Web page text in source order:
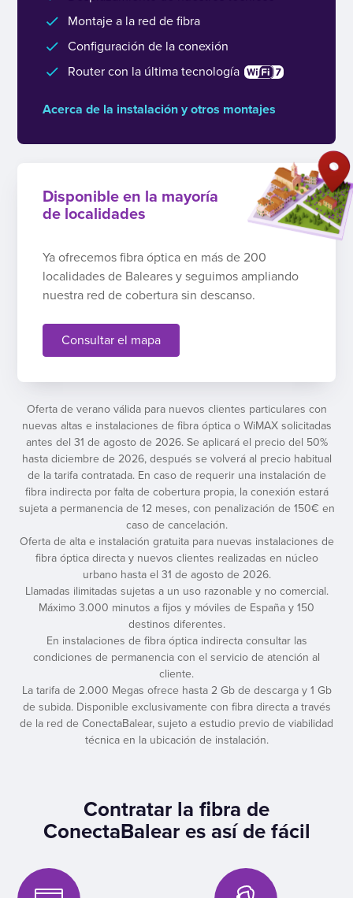
Montaje a la red de fibra
Configuración de la conexión
Router con la última tecnología
Acerca de la instalación y otros montajes
Disponible en la mayoría
de localidades
Ya ofrecemos fibra óptica en más de 200
localidades de Baleares y seguimos ampliando
nuestra red de cobertura sin descanso.
Consultar el mapa
Oferta de verano válida para nuevos clientes particulares con
nuevas altas e instalaciones de fibra óptica o WiMAX solicitadas
antes del 31 de agosto de 2026. Se aplicará el precio del 50%
hasta diciembre de 2026, después se volverá al precio habitual
de la tarifa contratada. En caso de requerir una instalación de
fibra indirecta por falta de cobertura propia, la conexión estará
sujeta a permanencia de 12 meses, con penalización de 150€ en
caso de cancelación.
Oferta de alta e instalación gratuita para nuevas instalaciones de
fibra óptica directa y nuevos clientes realizadas en núcleo
urbano hasta el 31 de agosto de 2026.
Llamadas ilimitadas sujetas a un uso razonable y no comercial.
Máximo 3.000 minutos a fijos y móviles de España y 150
destinos diferentes.
En instalaciones de fibra óptica indirecta consultar las
condiciones de permanencia con el servicio de atención al
cliente.
La tarifa de 2.000 Megas ofrece hasta 2 Gb de descarga y 1 Gb
de subida. Disponible exclusivamente con fibra directa a través
de la red de ConectaBalear, sujeto a estudio previo de viabilidad
técnica en la ubicación de instalación.
Contratar la fibra de
ConectaBalear es así de fácil